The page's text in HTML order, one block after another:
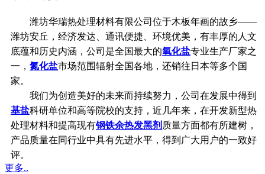
潍坊华瑞热处理材料有限公司位于木板年画的故乡——
潍坊安丘，经济发达、通讯便捷、环境优美，有丰厚的人文
底蕴和历史内涵，公司是全国最大的氧化盐专业生产厂家之
一， 氮化盐市场范围辐射全国各地，还销往日本等多个国
家。
我们为创造美好的未来而持续努力，公司在发展中得到
基盐科研单位和高等院校的支持，近几年来，在开发新型热
处理材料和提高现有钢铁余热发黑剂 质量方面都有所建树，
产品质量在同行业中具有先进水平，得到广大用户的一致好
评。
更多..